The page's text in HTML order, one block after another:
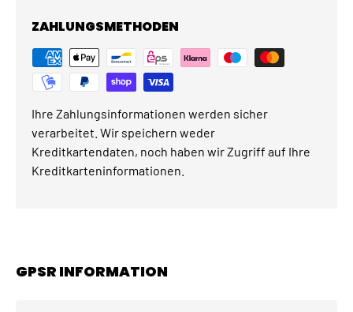
ZAHLUNGSMETHODEN
Ihre Zahlungsinformationen werden sicher
verarbeitet. Wir speichern weder
Kreditkartendaten, noch haben wir Zugriff auf Ihre
Kreditkarteninformationen.
GPSR INFORMATION